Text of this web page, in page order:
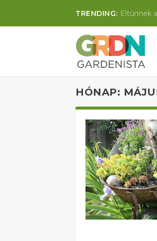
TRENDING: Eltűnnek
HÓNAP: